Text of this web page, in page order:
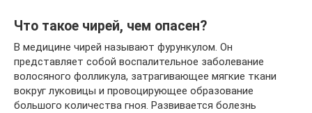
Что такое чирей, чем опасен?
В медицине чирей называют фурункулом. Он
представляет собой воспалительное заболевание
волосяного фолликула, затрагивающее мягкие ткани
вокруг луковицы и провоцирующее образование
большого количества гноя. Развивается болезнь